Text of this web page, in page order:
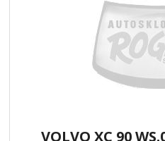
VOLVO XC 90